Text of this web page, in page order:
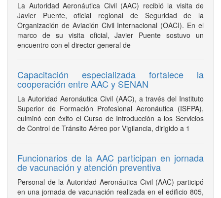
La Autoridad Aeronáutica Civil (AAC) recibió la visita de
Javier Puente, oficial regional de Seguridad de la
Organización de Aviación Civil Internacional (OACI). En el
marco de su visita oficial, Javier Puente sostuvo un
encuentro con el director general de
Capacitación especializada fortalece la
cooperación entre AAC y SENAN
La Autoridad Aeronáutica Civil (AAC), a través del Instituto
Superior de Formación Profesional Aeronáutica (ISFPA),
culminó con éxito el Curso de Introducción a los Servicios
de Control de Tránsito Aéreo por Vigilancia, dirigido a 1
Funcionarios de la AAC participan en jornada
de vacunación y atención preventiva
Personal de la Autoridad Aeronáutica Civil (AAC) participó
en una jornada de vacunación realizada en el edificio 805,